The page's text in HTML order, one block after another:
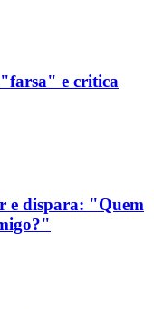
e critica
e dispara: "Quem